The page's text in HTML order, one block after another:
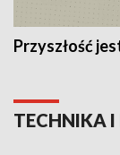
Przyszłość
TECHNIKA